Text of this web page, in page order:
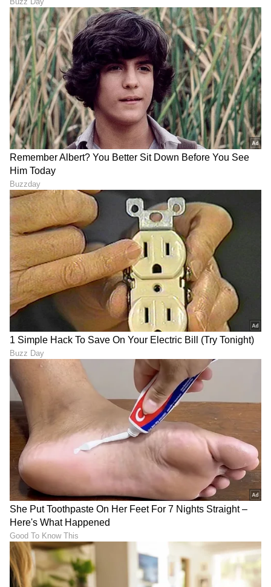
Shetty speech | Suvarna News
ಶೇ.50 ರಿಂದ ಶೇ.18 ಕ್ಕೆ TAX ಇಳಿಕೆ: ಮೋದಿ-
ಟ್ರಂಪ್ ಐತಿಹಾಸಿಕ ಒಪ್ಪಂದ | India US
Trade Deal | Party Rounds